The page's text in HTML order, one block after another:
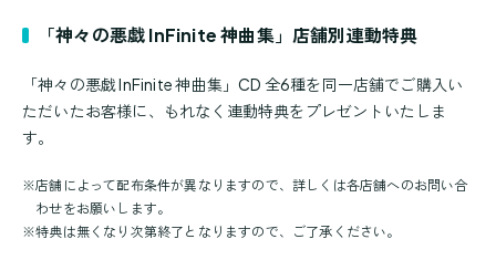
「神々の悪戯 InFinite 神曲集」店舗別連動特典
「神々の悪戯 InFinite 神曲集」CD 全6種を同一店舗でご購入い
ただいたお客様に、もれなく連動特典をプレゼントいたしま
す。
※店舗によって配布条件が異なりますので、詳しくは各店舗へのお問い合
わせをお願いします。
※特典は無くなり次第終了となりますので、ご了承ください。